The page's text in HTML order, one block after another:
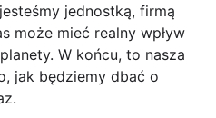
jednostką, firmą
może mieć realny wpływ
W końcu, to nasza
jak będziemy dbać o